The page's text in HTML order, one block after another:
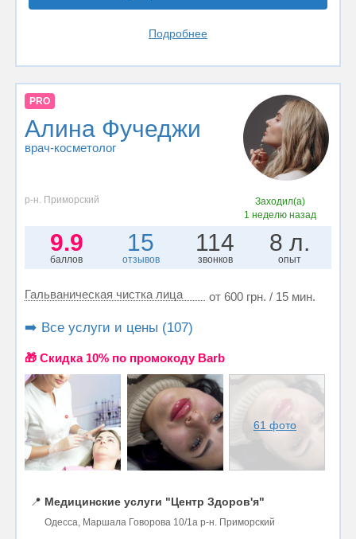
Подробнее
PRO
Алина Фучеджи
врач-косметолог
р-н. Приморский
Заходил(а)
1 неделю назад
9.9
баллов
15
отзывов
114
звонков
8 л.
опыт
Гальваническая чистка лица от 600 грн. / 15 мин.
➡️ Все услуги и цены (107)
🎁 Cкидка 10% по промокоду Barb
61 фото
📍 Медицинские услуги "Центр Здоров'я"
Одесса, Маршала Говорова 10/1а р-н. Приморский